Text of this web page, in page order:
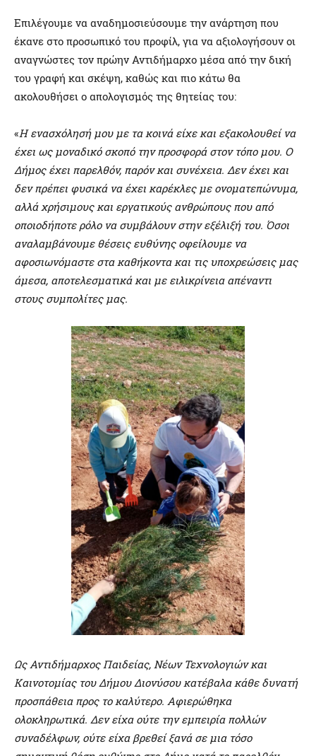
Επιλέγουμε να αναδημοσιεύσουμε την ανάρτηση που
έκανε στο προσωπικό του προφίλ, για να αξιολογήσουν οι
αναγνώστες τον πρώην Αντιδήμαρχο μέσα από την δική
του γραφή και σκέψη, καθώς και πιο κάτω θα
ακολουθήσει ο απολογισμός της θητείας του:
«Η ενασχόλησή μου με τα κοινά είχε και εξακολουθεί να
έχει ως μοναδικό σκοπό την προσφορά στον τόπο μου. Ο
Δήμος έχει παρελθόν, παρόν και συνέχεια. Δεν έχει και
δεν πρέπει φυσικά να έχει καρέκλες με ονοματεπώνυμα,
αλλά χρήσιμους και εργατικούς ανθρώπους που από
οποιοδήποτε ρόλο να συμβάλουν στην εξέλιξή του. Όσοι
αναλαμβάνουμε θέσεις ευθύνης οφείλουμε να
αφοσιωνόμαστε στα καθήκοντα και τις υποχρεώσεις μας
άμεσα, αποτελεσματικά και με ειλικρίνεια απέναντι
στους συμπολίτες μας.
Ως Αντιδήμαρχος Παιδείας, Νέων Τεχνολογιών και
Καινοτομίας του Δήμου Διονύσου κατέβαλα κάθε δυνατή
προσπάθεια προς το καλύτερο. Αφιερώθηκα
ολοκληρωτικά. Δεν είχα ούτε την εμπειρία πολλών
συναδέλφων, ούτε είχα βρεθεί ξανά σε μια τόσο